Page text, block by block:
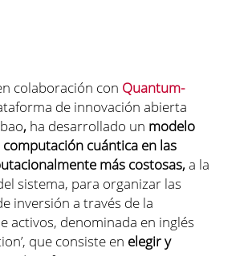
colaboración con Quantum-
de innovación abierta
, ha desarrollado un modelo
computación cuántica en las
más costosas,a la
sistema, para organizar las
inversión a través de la
activos, denominada en inglés
que consiste en elegir y